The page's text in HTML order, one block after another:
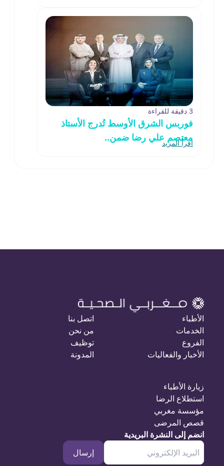
3 دقيقة للقراءة
فوربس الشرق الأوسط تُدرج الأستاذ
معتصم علي رضا ضمن..
اقرأ المزيد
الأطباء
الخدمات
الفروع
الأخبار والفعاليات
اتصل بنا
من نحن
توظيف
المدونة
زيارة الأطباء
استطلاع الرضا
مؤسسة مغربي
قصص المرضى
انضم إلى النشرة البريدية
إرسال